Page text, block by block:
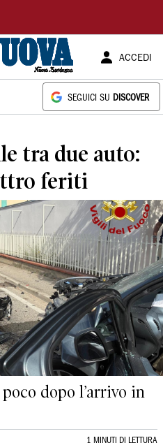
ACCEDI
SEGUICI SU DISCOVER
tra due auto:
feriti
dopo l’arrivo in
1 MINUTI DI LETTURA